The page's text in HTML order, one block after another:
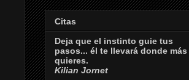
Citas
Deja que el instinto guie tus
pasos... él te llevará donde más
quieres.
Kilian Jornet